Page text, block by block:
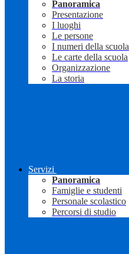
Panoramica
Presentazione
I luoghi
Le persone
I numeri della scuola
Le carte della scuola
Organizzazione
La storia
Servizi
Panoramica
Famiglie e studenti
Personale scolastico
Percorsi di studio